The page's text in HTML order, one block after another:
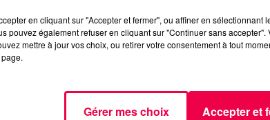
Medium-a-Vittel-01.06.23.mp3
en cliquant sur "Accepter et fermer", ou affiner en sélectionnant
pouvez également refuser en cliquant sur "Continuer sans
mettre à jour vos choix, ou retirer votre consentement à tout
Gérer mes choix Accepter et